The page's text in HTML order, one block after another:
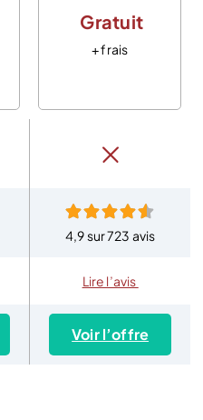
Gratuit
+ frais
4,9 sur 723 avis
Lire l’avis
Voir l’offre